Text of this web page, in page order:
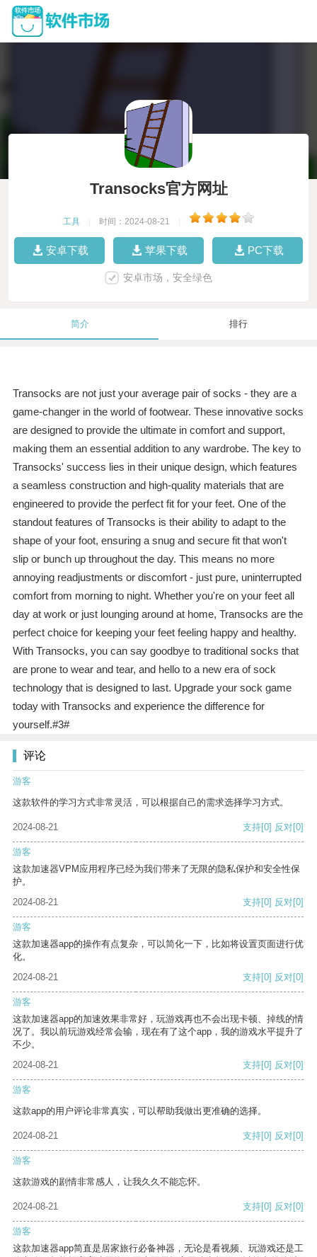
Transocks官方网址
工具 时间：2024-08-21
安卓下载 苹果下载 PC下载
安卓市场，安全绿色
简介 排行
Transocks are not just your average pair of socks - they are a
game-changer in the world of footwear. These innovative socks
are designed to provide the ultimate in comfort and support,
making them an essential addition to any wardrobe. The key to
Transocks' success lies in their unique design, which features
a seamless construction and high-quality materials that are
engineered to provide the perfect fit for your feet. One of the
standout features of Transocks is their ability to adapt to the
shape of your foot, ensuring a snug and secure fit that won't
slip or bunch up throughout the day. This means no more
annoying readjustments or discomfort - just pure, uninterrupted
comfort from morning to night. Whether you're on your feet all
day at work or just lounging around at home, Transocks are the
perfect choice for keeping your feet feeling happy and healthy.
With Transocks, you can say goodbye to traditional socks that
are prone to wear and tear, and hello to a new era of sock
technology that is designed to last. Upgrade your sock game
today with Transocks and experience the difference for
yourself.#3#
评论
游客
这款软件的学习方式非常灵活，可以根据自己的需求选择学习方式。
2024-08-21 支持[0] 反对[0]
游客
这款加速器VPM应用程序已经为我们带来了无限的隐私保护和安全性保
护。
2024-08-21
支持[0] 反对[0]
游客
这款加速器app的操作有点复杂，可以简化一下，比如将设置页面进行优
化。
2024-08-21
支持[0] 反对[0]
游客
这款加速器app的加速效果非常好，玩游戏再也不会出现卡顿、掉线的情
况了。我以前玩游戏经常会输，现在有了这个app，我的游戏水平提升了
不少。
2024-08-21
支持[0] 反对[0]
游客
这款app的用户评论非常真实，可以帮助我做出更准确的选择。
2024-08-21 支持[0] 反对[0]
游客
这款游戏的剧情非常感人，让我久久不能忘怀。
2024-08-21 支持[0] 反对[0]
游客
这款加速器app简直是居家旅行必备神器，无论是看视频、玩游戏还是工